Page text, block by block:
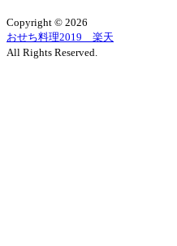
Copyright © 2026
おせち料理2019 楽天
All Rights Reserved.